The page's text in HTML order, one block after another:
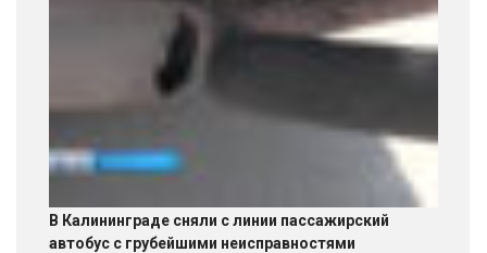
В Калининграде сняли с линии пассажирский
автобус с грубейшими неисправностями